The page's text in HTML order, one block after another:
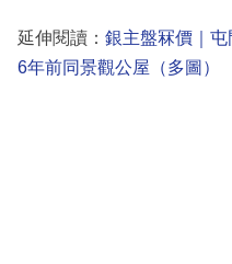
延伸閱讀： 銀主盤冧價｜
6年前同景觀公屋（多圖）